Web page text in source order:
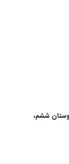
بوستان ششم،